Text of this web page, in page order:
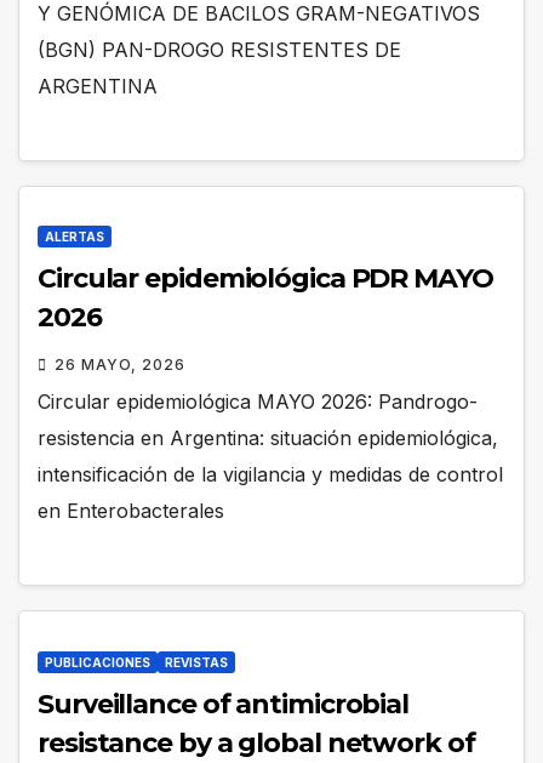
Y GENÓMICA DE BACILOS GRAM-NEGATIVOS
(BGN) PAN-DROGO RESISTENTES DE
ARGENTINA
ALERTAS
Circular epidemiológica PDR MAYO
2026
26 MAYO, 2026
Circular epidemiológica MAYO 2026: Pandrogo-
resistencia en Argentina: situación epidemiológica,
intensificación de la vigilancia y medidas de control
en Enterobacterales
PUBLICACIONES REVISTAS
Surveillance of antimicrobial
resistance by a global network of